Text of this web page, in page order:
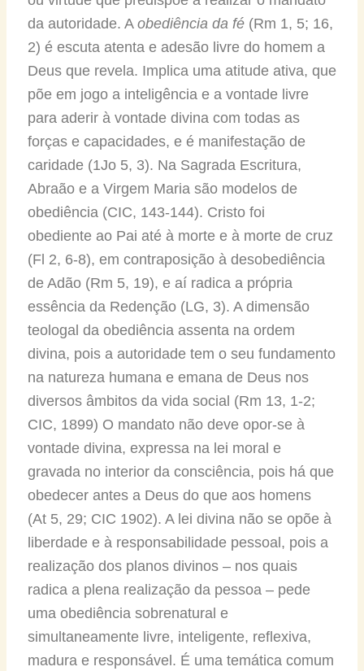
da autoridade. A obediência da fé(Rm 1, 5; 16,
2) é escuta atenta e adesão livre do homem a
Deus que revela. Implica uma atitude ativa, que
põe em jogo a inteligência e a vontade livre
para aderir à vontade divina com todas as
forças e capacidades, e é manifestação de
caridade (1Jo 5, 3). Na Sagrada Escritura,
Abraão e a Virgem Maria são modelos de
obediência (CIC, 143-144). Cristo foi
obediente ao Pai até à morte e à morte de cruz
(Fl 2, 6-8), em contraposição à desobediência
de Adão (Rm 5, 19), e aí radica a própria
essência da Redenção (LG, 3). A dimensão
teologal da obediência assenta na ordem
divina, pois a autoridade tem o seu fundamento
na natureza humana e emana de Deus nos
diversos âmbitos da vida social (Rm 13, 1-2;
CIC, 1899) O mandato não deve opor-se à
vontade divina, expressa na lei moral e
gravada no interior da consciência, pois há que
obedecer antes a Deus do que aos homens
(At 5, 29; CIC 1902). A lei divina não se opõe à
liberdade e à responsabilidade pessoal, pois a
realização dos planos divinos – nos quais
radica a plena realização da pessoa – pede
uma obediência sobrenatural e
simultaneamente livre, inteligente, reflexiva,
madura e responsável. É uma temática comum